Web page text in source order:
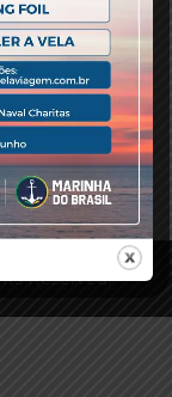
Eventos
Reserved.